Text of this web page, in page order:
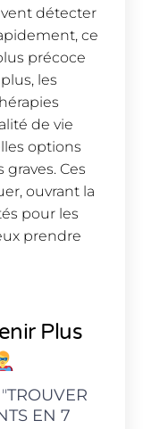
détecter
ce
précoce
les
de vie
options
Ces
ouvrant la
pour les
prendre
Plus
TROUVER
EN 7